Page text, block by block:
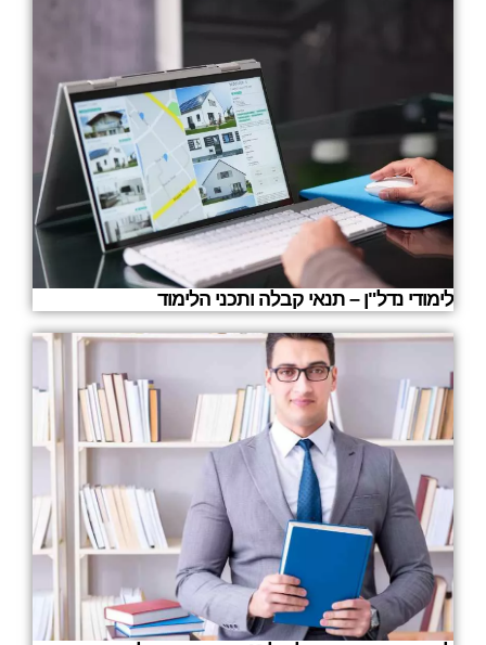
לימודי נדל"ן – תנאי קבלה ותכני הלימוד